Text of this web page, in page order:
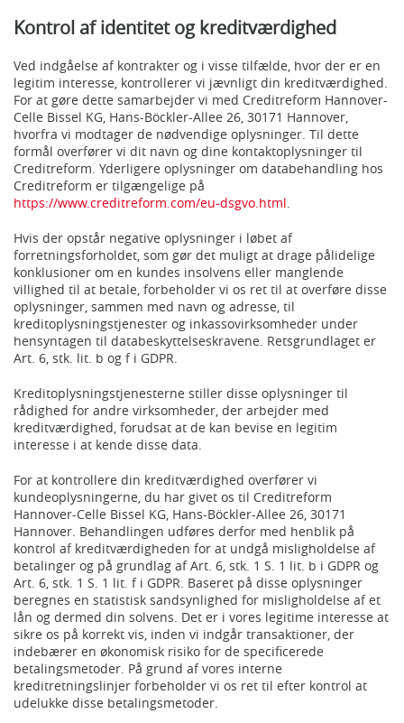
Kontrol af identitet og kreditværdighed
Ved indgåelse af kontrakter og i visse tilfælde, hvor der er en
legitim interesse, kontrollerer vi jævnligt din kreditværdighed.
For at gøre dette samarbejder vi med Creditreform Hannover-
Celle Bissel KG, Hans-Böckler-Allee 26, 30171 Hannover,
hvorfra vi modtager de nødvendige oplysninger. Til dette
formål overfører vi dit navn og dine kontaktoplysninger til
Creditreform. Yderligere oplysninger om databehandling hos
Creditreform er tilgængelige på
https://www.creditreform.com/eu-dsgvo.html.
Hvis der opstår negative oplysninger i løbet af
forretningsforholdet, som gør det muligt at drage pålidelige
konklusioner om en kundes insolvens eller manglende
villighed til at betale, forbeholder vi os ret til at overføre disse
oplysninger, sammen med navn og adresse, til
kreditoplysningstjenester og inkassovirksomheder under
hensyntagen til databeskyttelseskravene. Retsgrundlaget er
Art. 6, stk. lit. b og f i GDPR.
Kreditoplysningstjenesterne stiller disse oplysninger til
rådighed for andre virksomheder, der arbejder med
kreditværdighed, forudsat at de kan bevise en legitim
interesse i at kende disse data.
For at kontrollere din kreditværdighed overfører vi
kundeoplysningerne, du har givet os til Creditreform
Hannover-Celle Bissel KG, Hans-Böckler-Allee 26, 30171
Hannover. Behandlingen udføres derfor med henblik på
kontrol af kreditværdigheden for at undgå misligholdelse af
betalinger og på grundlag af Art. 6, stk. 1 S. 1 lit. b i GDPR og
Art. 6, stk. 1 S. 1 lit. f i GDPR. Baseret på disse oplysninger
beregnes en statistisk sandsynlighed for misligholdelse af et
lån og dermed din solvens. Det er i vores legitime interesse at
sikre os på korrekt vis, inden vi indgår transaktioner, der
indebærer en økonomisk risiko for de specificerede
betalingsmetoder. På grund af vores interne
kreditretningslinjer forbeholder vi os ret til efter kontrol at
udelukke disse betalingsmetoder.